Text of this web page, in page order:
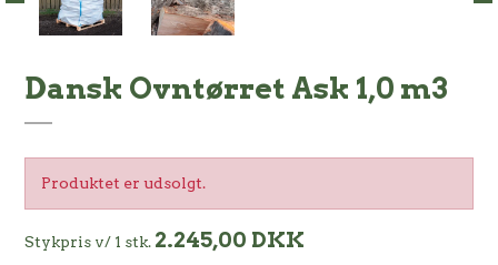
Dansk Ovntørret Ask 1,0 m3
Produktet er udsolgt.
Stykpris v/ 1 stk. 2.245,00 DKK